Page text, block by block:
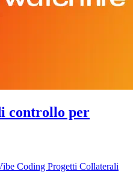
controllo per
Coding Progetti Collaterali